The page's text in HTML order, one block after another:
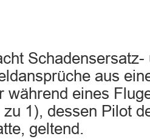
Schadensersatz-
aus
eines
1), dessen Pilot
geltend.